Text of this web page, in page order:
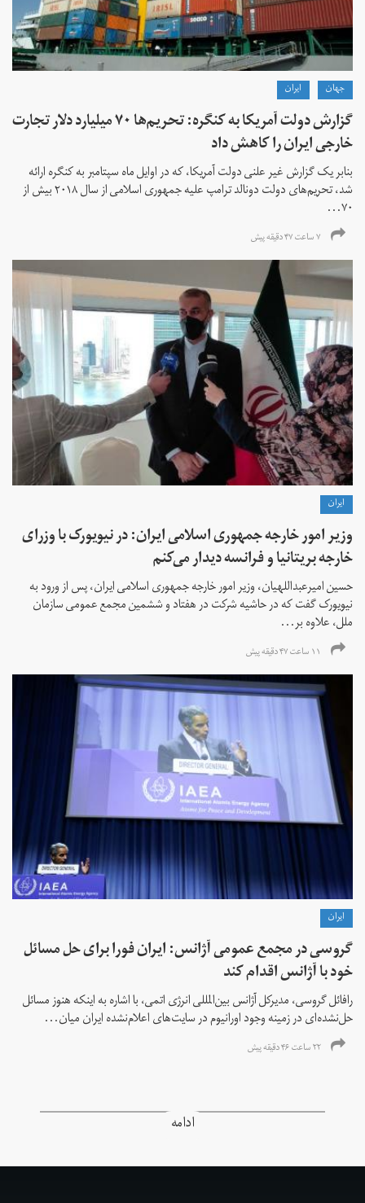
جهان ايران
گزارش دولت آمریکا به کنگره: تحریم‌ها ۷۰ میلیارد دلار تجارت
خارجی ایران را کاهش داد
بنابر یک گزارش غیر علنی دولت آمریکا، که در اوایل ماه سپتامبر به کنگره ارائه
شد، تحریم‌های دولت دونالد ترامپ علیه جمهوری اسلامی از سال ۲۰۱۸ بیش از
۷۰...
۷ ساعت ۴۷ دقیقه پیش
ايران
وزیر امور خارجه جمهوری اسلامی ایران: در نیویورک با وزرای
خارجه بریتانیا و فرانسه دیدار می‌کنم
حسین امیرعبداللهیان، وزیر امور خارجه جمهوری اسلامی ایران، پس از ورود به
نیویورک گفت که در حاشیه شرکت در هفتاد و ششمین مجمع عمومی سازمان
ملل، علاوه بر...
۱۱ ساعت ۴۷ دقیقه پیش
ايران
گروسی در مجمع عمومی آژانس: ایران فورا برای حل مسائل
خود با آژانس اقدام کند
رافائل گروسی، مدیرکل آژانس بین‌المللی انرژی اتمی، با اشاره به اینکه هنوز مسائل
حل‌نشده‌ای در زمینه وجود اورانیوم در سایت‌های اعلام‌نشده ایران میان...
۲۲ ساعت ۴۶ دقیقه پیش
ادامه